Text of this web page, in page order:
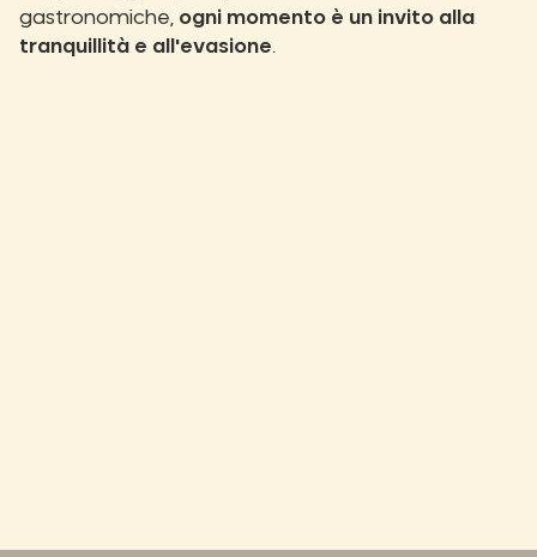
gastronomiche, ogni momento è un invito alla
tranquillità e all'evasione.